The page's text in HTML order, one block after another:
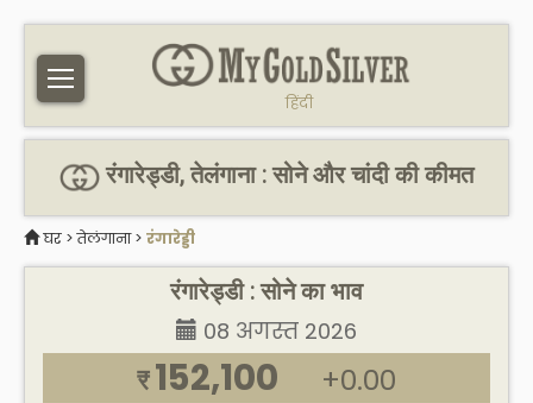
हिंदी
रंगारेड्डी, तेलंगाना : सोने और चांदी की कीमत
घर >तेलंगाना> रंगारेड्डी
रंगारेड्डी : सोने का भाव
08 अगस्त 2026
₹ 152,100 +0.00